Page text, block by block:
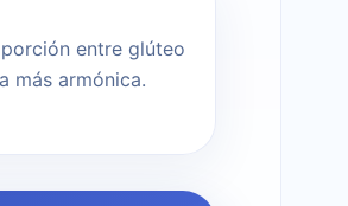
entre glúteo
más armónica.